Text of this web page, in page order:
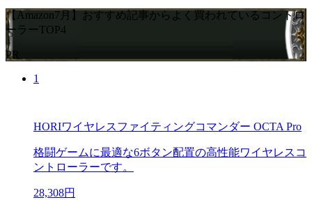
【Amazon7月】おすすめ記事からよく買われているコントロ
ーラーTOP4
PR
1
HORIワイヤレスファイティングコマンダー OCTA Pro
格闘ゲームに最適な6ボタン配置の高性能ワイヤレスコ
ントローラーです。
28,308円